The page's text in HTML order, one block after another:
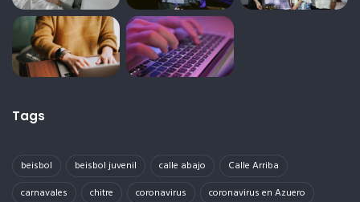
Tags
beisbol beisbol juvenil calle abajo
Calle Arriba
carnavales
chitre coronavirus
coronavirus en Azuero